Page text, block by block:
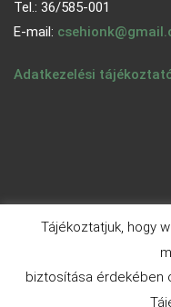
Tel.: 36/585-001
E-mail:
Adatkezelési
Tájékoztatjuk, hogy
biztosítása érdekében